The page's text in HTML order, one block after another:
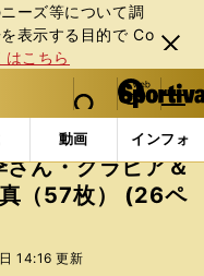
ーズ等について調
表⽰する⽬的で Co
はこちら
閉じ
る
web Sportiva (webスポルティーバ)
検索
マイペ
ー
ジ
メニュ
動画 インフォ
ビーナスギャラリー 「
ん・グラビア＆
（57枚） (26ペ
14:16 更新